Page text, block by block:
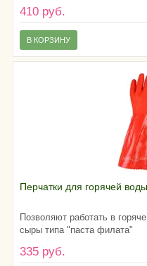
410 руб.
В КОРЗИНУ
Перчатки для горячей
Позволяют работать в
сыры типа "паста филата"
335 руб.